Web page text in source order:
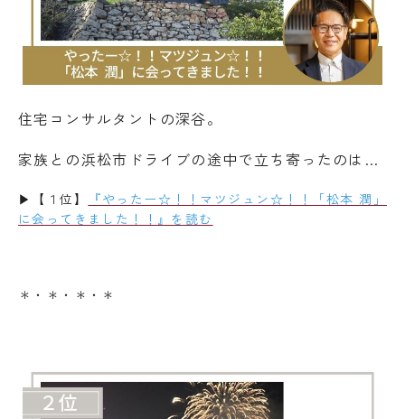
住宅コンサルタントの深谷。
家族との浜松市ドライブの途中で立ち寄ったのは…
▶【１位】
『やったー☆！！マツジュン☆！！「松本 潤」
に会ってきました！！』を読む
＊・＊・＊・＊